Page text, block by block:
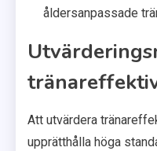
åldersanpassade
Att utvärdera
upprätthålla höga